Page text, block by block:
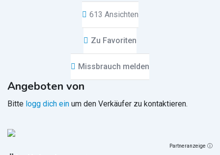
613 Ansichten
Zu Favoriten
Missbrauch melden
Angeboten von
Bitte logg dich ein um den Verkäufer zu kontaktieren.
Partneranzeige ⓘ